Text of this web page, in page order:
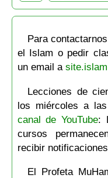
Para
el Islam o pedir
un email a
Lecciones de
los miércoles a
canal de YouTube:
cursos
recibir
El Profeta